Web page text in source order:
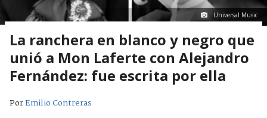
Universal Music
La ranchera en blanco y negro que
unió a Mon Laferte con Alejandro
Fernández: fue escrita por ella
PorEmilio Contreras